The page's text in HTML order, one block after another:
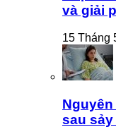
và giải
15 Tháng
sau